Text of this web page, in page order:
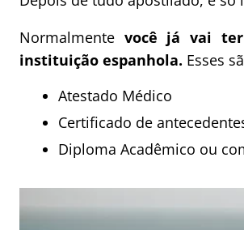
Normalmente você já vai ter
instituição espanhola. Esses
Atestado Médico
Certificado de
Diploma Acadêmico ou